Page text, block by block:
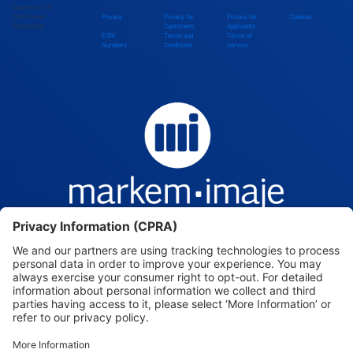
Coquelicots 16
1214 Vernier
Switzerland
Privacy
Privacy for
Customers
Privacy for
Applicants
Cookies
EORI
Numbers
Terms and
Conditions
Terms of
Service
Markem-Imaje — Intelligence, beyond the mark.